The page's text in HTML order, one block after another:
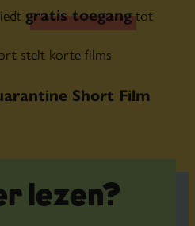
gratis toegangtot
stelt korte films
Short Film
is voor niet-leden, zoals e-
podcasts en livestreams.
lezen?